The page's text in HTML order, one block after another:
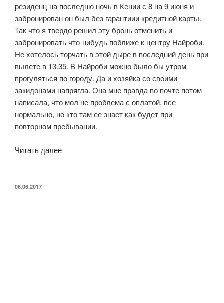
резиденц на последню ночь в Кении с 8 на 9 июня и
забронирован он был без гарантиии кредитной карты.
Так что я твердо решил эту бронь отменить и
забронировать что-нибудь поближе к центру Найроби.
Не хотелось торчать в этой дыре в последний день при
вылете в 13.35. В Найроби можно было бы утром
прогуляться по городу. Да и хозяйка со своими
закидонами напрягла. Она мне правда по почте потом
написала, что мол не проблема с оплатой, все
нормально, но кто там ее знает как будет при
повторном пребывании.
Читать далее«Найроби
ОПУБЛИКОВАНО
06.06.2017